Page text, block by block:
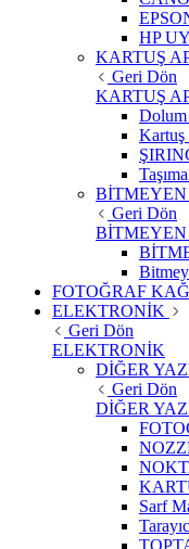
HP
KARTUŞ
Geri Dön
KARTUŞ
Dolum
Kartuş
BİTMEYEN
Geri Dön
BİTMEYEN
FOTOĞRAF
ELEKTRONİK
Geri Dön
ELEKTRONİK
DİĞER
Geri Dön
DİĞER
Sarf